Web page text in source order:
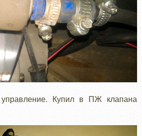
Купил в ПЖ клапана